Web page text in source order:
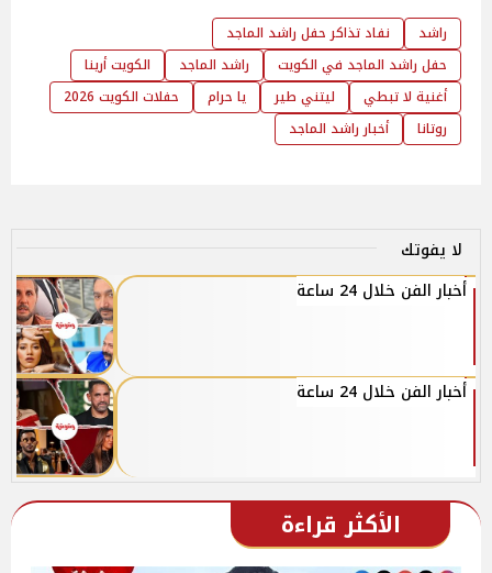
راشد
نفاد تذاكر حفل راشد الماجد
حفل راشد الماجد في الكويت
راشد الماجد
الكويت أرينا
أغنية لا تبطي
ليتني طير يا حرام
حفلات الكويت 2026
روتانا
أخبار راشد الماجد
لا يفوتك
أخبار الفن خلال 24 ساعة
أخبار الفن خلال 24 ساعة
الأكثر قراءة